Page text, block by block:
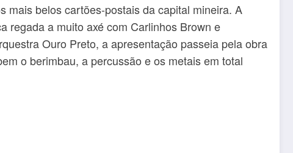
mais belos cartões-postais da capital mineira. A
regada a muito axé com Carlinhos Brown e
Ouro Preto, a apresentação passeia pela obra
o berimbau, a percussão e os metais em total